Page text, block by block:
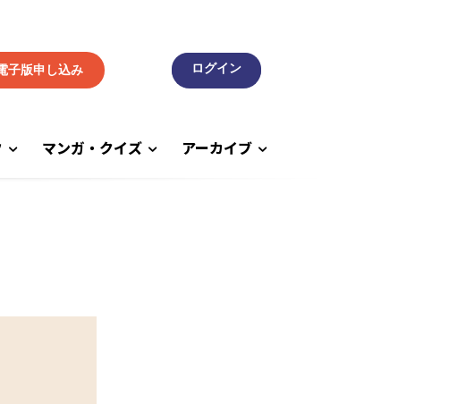
子版申し込み
マンガ・クイズ アーカイブ